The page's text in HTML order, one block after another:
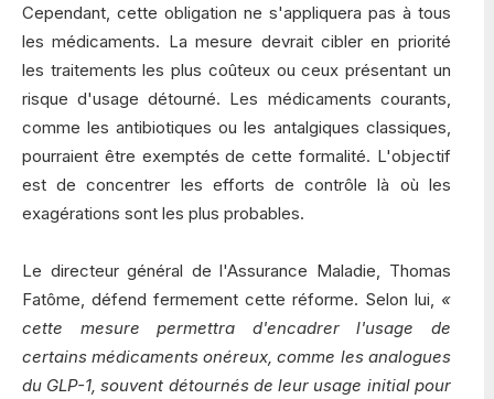
Cependant, cette obligation ne s'appliquera pas à tous
les médicaments. La mesure devrait cibler en priorité
les traitements les plus coûteux ou ceux présentant un
risque d'usage détourné. Les médicaments courants,
comme les antibiotiques ou les antalgiques classiques,
pourraient être exemptés de cette formalité. L'objectif
est de concentrer les efforts de contrôle là où les
exagérations sont les plus probables.
Le directeur général de l'Assurance Maladie, Thomas
Fatôme, défend fermement cette réforme. Selon lui, «
cette mesure permettra d'encadrer l'usage de
certains médicaments onéreux, comme les analogues
du GLP-1, souvent détournés de leur usage initial pour